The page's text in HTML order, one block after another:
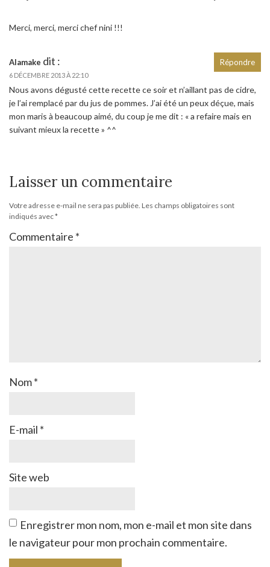
Merci, merci, merci chef nini !!!
Alamake dit :
6 DÉCEMBRE 2013 À 22:10
Nous avons dégusté cette recette ce soir et n’aillant pas de cidre,
je l’ai remplacé par du jus de pommes. J’ai été un peux déçue, mais
mon maris à beaucoup aimé, du coup je me dit : « a refaire mais en
suivant mieux la recette » ^^
Répondre
Laisser un commentaire
Votre adresse e-mail ne sera pas publiée. Les champs obligatoires sont
indiqués avec*
Commentaire *
Nom*
E-mail *
Site web
Enregistrer mon nom, mon e-mail et mon site dans
le navigateur pour mon prochain commentaire.